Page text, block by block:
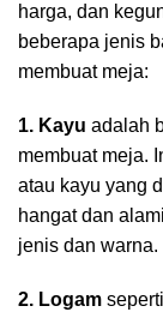
harga, dan
beberapa jenis
membuat meja:
1. Kayu adalah
membuat meja.
atau kayu yang
hangat dan
jenis dan warna.
2. Logam